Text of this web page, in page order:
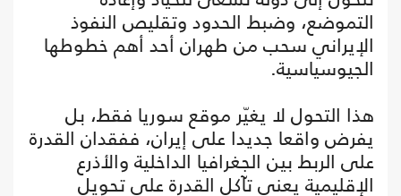
التموضع، وضبط الحدود وتقليص النفوذ
الإيراني سحب من طهران أحد أهم خطوطها
الجيوسياسية.
هذا التحول لا يغيّر موقع سوريا فقط، بل
يفرض واقعا جديدا على إيران، ففقدان القدرة
على الربط بين الجغرافيا الداخلية والأذرع
الإقليمية يعني تآكل القدرة على تحويل